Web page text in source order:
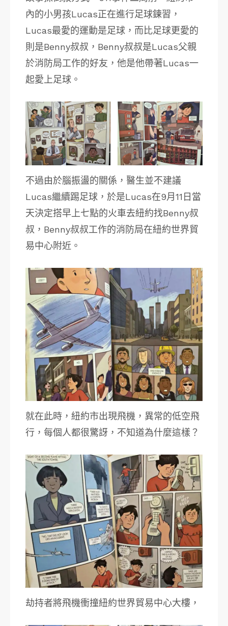
內的小男孩Lucas正在進行足球鍊習，
Lucas最愛的運動是足球，而比足球更愛的
則是Benny叔叔，Benny叔叔是Lucas父親
於消防局工作的好友，他是他帶著Lucas一
起愛上足球。
不過由於腦振盪的關係，醫生並不建議
Lucas繼續踢足球，於是Lucas在9月11日當
天決定搭早上七點的火車去紐約找Benny叔
叔，Benny叔叔工作的消防局在紐約世界貿
易中心附近。
就在此時，紐約市出現飛機，異常的低空飛
行，每個人都很驚訝，不知道為什麼這樣？
劫持者將飛機衝撞紐約世界貿易中心大樓，